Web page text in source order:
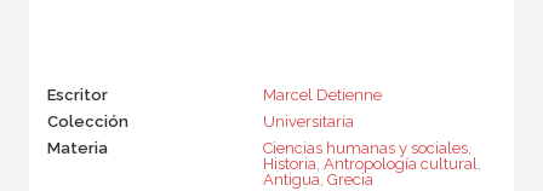
Escritor
Marcel Detienne
Colección
Universitaria
Materia
Ciencias humanas y sociales,
Historia, Antropología cultural,
Antigua, Grecia